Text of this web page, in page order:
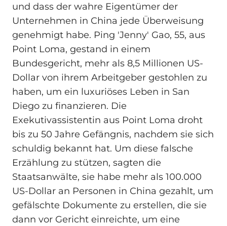
und dass der wahre Eigentümer der
Unternehmen in China jede Überweisung
genehmigt habe. Ping 'Jenny' Gao, 55, aus
Point Loma, gestand in einem
Bundesgericht, mehr als 8,5 Millionen US-
Dollar von ihrem Arbeitgeber gestohlen zu
haben, um ein luxuriöses Leben in San
Diego zu finanzieren. Die
Exekutivassistentin aus Point Loma droht
bis zu 50 Jahre Gefängnis, nachdem sie sich
schuldig bekannt hat. Um diese falsche
Erzählung zu stützen, sagten die
Staatsanwälte, sie habe mehr als 100.000
US-Dollar an Personen in China gezahlt, um
gefälschte Dokumente zu erstellen, die sie
dann vor Gericht einreichte, um eine